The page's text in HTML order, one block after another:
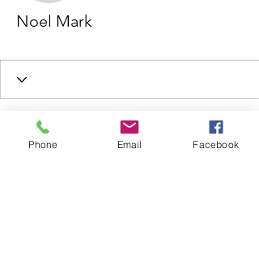
Noel Mark
Phone Email Facebook